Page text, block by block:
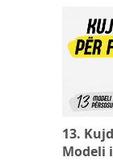
13.
Modeli